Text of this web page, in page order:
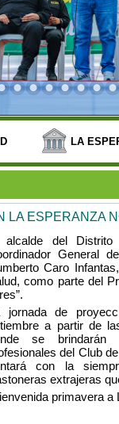
LA
LA ESPERANZA
alcalde del
General
Caro
como parte del
jornada de
a partir de
se brindarán
del Club
con la
extrajeras
primavera a